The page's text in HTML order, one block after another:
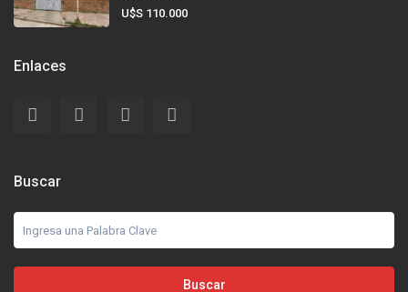
U$S 110.000
Enlaces
Buscar
Buscar